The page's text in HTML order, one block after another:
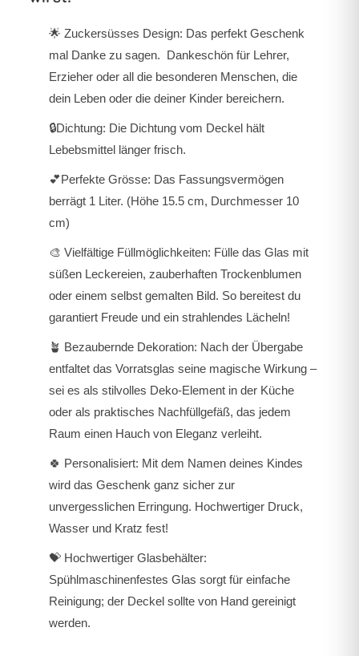
🌟 Zuckersüsses Design: Das perfekt Geschenk
mal Danke zu sagen. Dankeschön für Lehrer,
Erzieher oder all die besonderen Menschen, die
dein Leben oder die deiner Kinder bereichern.
🔒Dichtung: Die Dichtung vom Deckel hält
Lebebsmittel länger frisch.
💕Perfekte Grösse: Das Fassungsvermögen
berrägt 1 Liter. (Höhe 15.5 cm, Durchmesser 10
cm)
🎨 Vielfältige Füllmöglichkeiten: Fülle das Glas mit
süßen Leckereien, zauberhaften Trockenblumen
oder einem selbst gemalten Bild. So bereitest du
garantiert Freude und ein strahlendes Lächeln!
🪴 Bezaubernde Dekoration: Nach der Übergabe
entfaltet das Vorratsglas seine magische Wirkung –
sei es als stilvolles Deko-Element in der Küche
oder als praktisches Nachfüllgefäß, das jedem
Raum einen Hauch von Eleganz verleiht.
🍀 Personalisiert: Mit dem Namen deines Kindes
wird das Geschenk ganz sicher zur
unvergesslichen Erringung. Hochwertiger Druck,
Wasser und Kratz fest!
💝 Hochwertiger Glasbehälter:
Spühlmaschinenfestes Glas sorgt für einfache
Reinigung; der Deckel sollte von Hand gereinigt
werden.